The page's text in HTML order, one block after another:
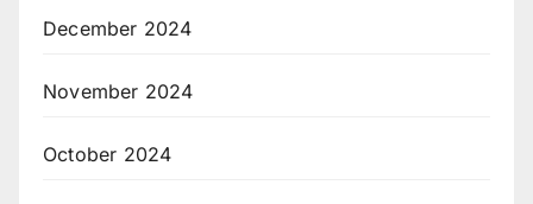
December 2024
November 2024
October 2024